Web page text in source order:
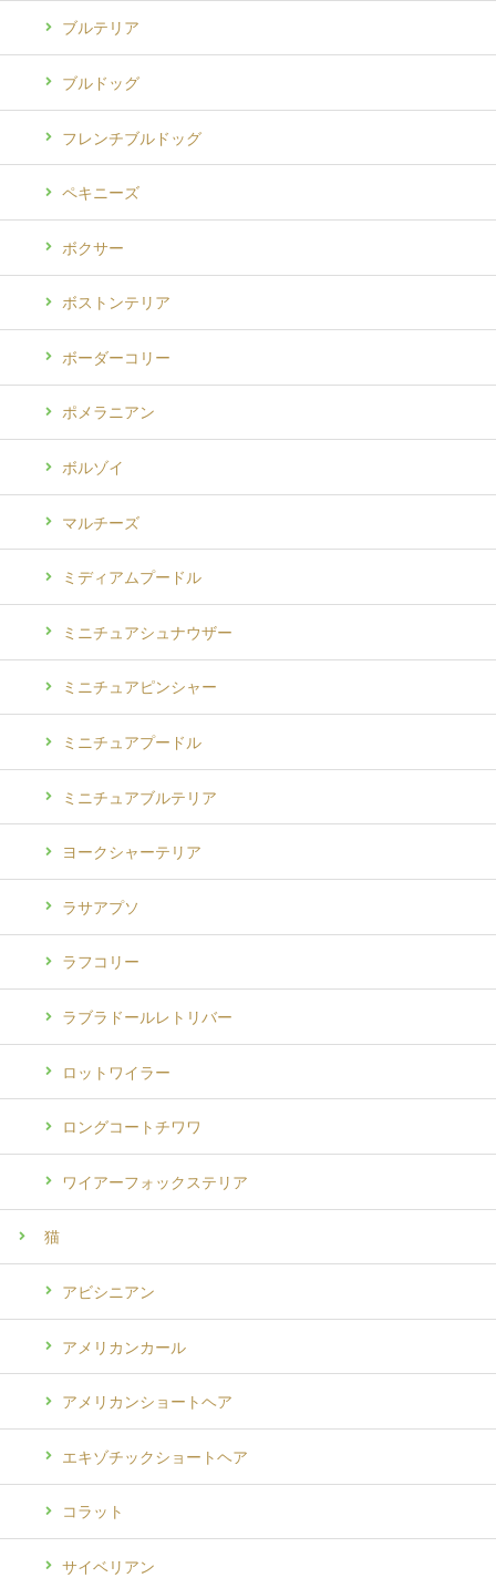
ブルテリア
ブルドッグ
フレンチブルドッグ
ペキニーズ
ボクサー
ボストンテリア
ボーダーコリー
ポメラニアン
ボルゾイ
マルチーズ
ミディアムプードル
ミニチュアシュナウザー
ミニチュアピンシャー
ミニチュアプードル
ミニチュアブルテリア
ヨークシャーテリア
ラサアプソ
ラフコリー
ラブラドールレトリバー
ロットワイラー
ロングコートチワワ
ワイアーフォックステリア
猫
アビシニアン
アメリカンカール
アメリカンショートヘア
エキゾチックショートヘア
コラット
サイベリアン